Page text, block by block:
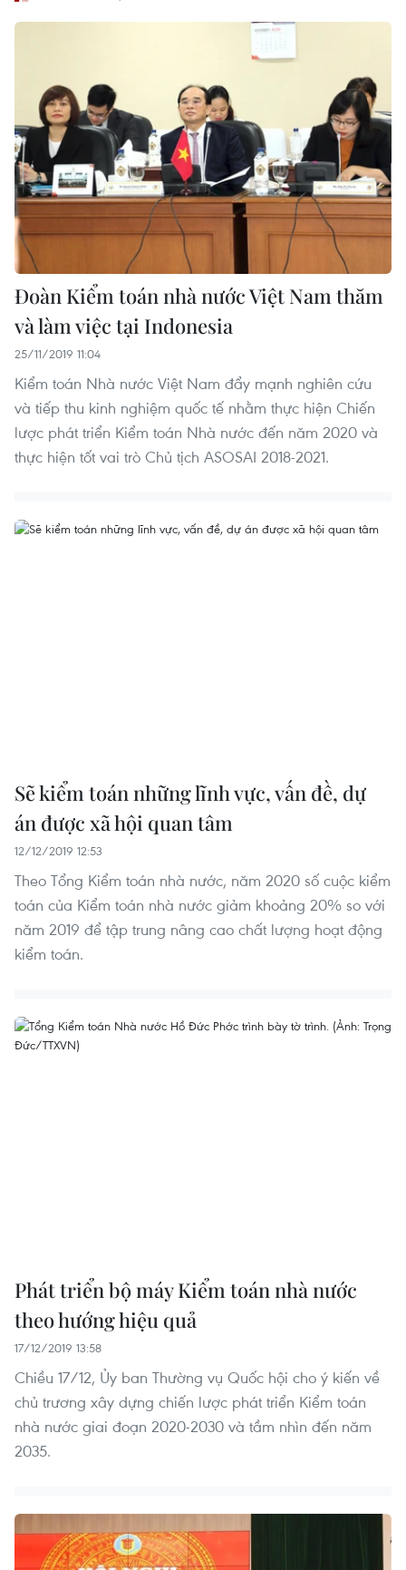
Đoàn Kiểm toán nhà nước Việt Nam thăm
và làm việc tại Indonesia
25/11/2019 11:04
Kiểm toán Nhà nước Việt Nam đẩy mạnh nghiên cứu
và tiếp thu kinh nghiệm quốc tế nhằm thực hiện Chiến
lược phát triển Kiểm toán Nhà nước đến năm 2020 và
thực hiện tốt vai trò Chủ tịch ASOSAI 2018-2021.
Sẽ kiểm toán những lĩnh vực, vấn đề, dự
án được xã hội quan tâm
12/12/2019 12:53
Theo Tổng Kiểm toán nhà nước, năm 2020 số cuộc kiểm
toán của Kiểm toán nhà nước giảm khoảng 20% so với
năm 2019 để tập trung nâng cao chất lượng hoạt động
kiểm toán.
Phát triển bộ máy Kiểm toán nhà nước
theo hướng hiệu quả
17/12/2019 13:58
Chiều 17/12, Ủy ban Thường vụ Quốc hội cho ý kiến về
chủ trương xây dựng chiến lược phát triển Kiểm toán
nhà nước giai đoạn 2020-2030 và tầm nhìn đến năm
2035.